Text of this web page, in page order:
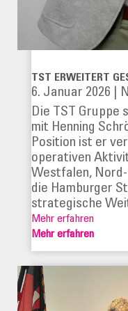
TST ERWEITERT
6. Januar 2026
Die TST Gruppe
mit Henning
Position ist er
operativen
Westfalen,
die Hamburger
strategische
Mehr erfahren
Mehr erfahren